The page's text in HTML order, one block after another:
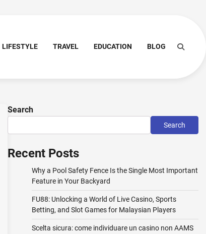
LIFESTYLE TRAVEL EDUCATION BLOG
Search
Search
Recent Posts
Why a Pool Safety Fence Is the Single Most Important
Feature in Your Backyard
FU88: Unlocking a World of Live Casino, Sports
Betting, and Slot Games for Malaysian Players
Scelta sicura: come individuare un casino non AAMS